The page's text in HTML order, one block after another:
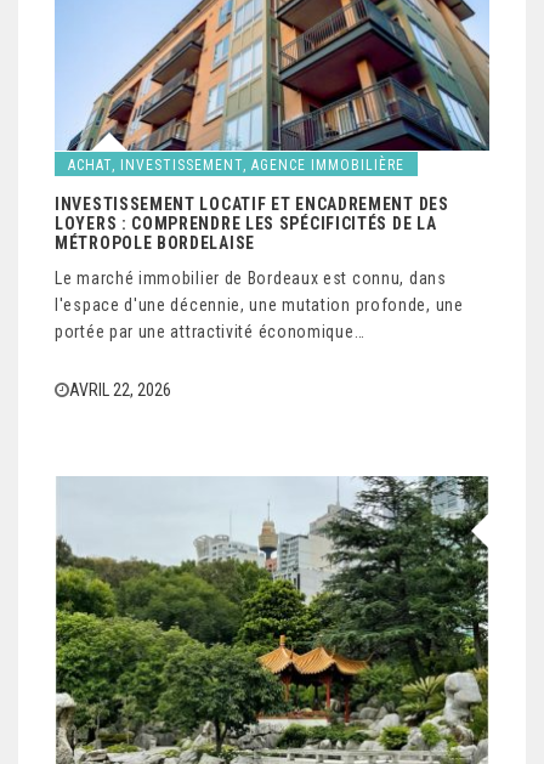
ACHAT, INVESTISSEMENT, AGENCE IMMOBILIÈRE
INVESTISSEMENT LOCATIF ET ENCADREMENT DES
LOYERS : COMPRENDRE LES SPÉCIFICITÉS DE LA
MÉTROPOLE BORDELAISE
Le marché immobilier de Bordeaux est connu, dans
l'espace d'une décennie, une mutation profonde, une
portée par une attractivité économique…
AVRIL 22, 2026